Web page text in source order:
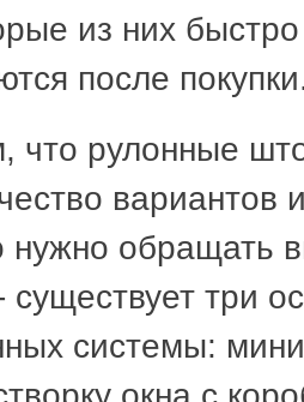
из них быстро
после
что рулонные
вариантов
нужно обращать
существует три
системы: